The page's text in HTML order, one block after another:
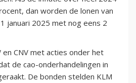
dan worden de lonen van
januari 2025 met nog eens 2
en CNV met acties onder het
de cao-onderhandelingen in
De bonden stelden KLM